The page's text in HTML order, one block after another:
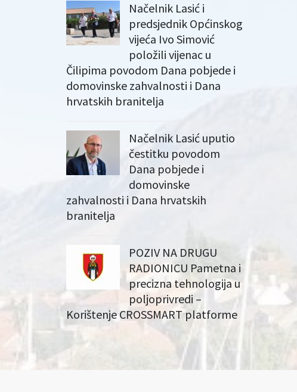
Načelnik Lasić i
predsjednik Općinskog
vijeća Ivo Simović
položili vijenac u
Čilipima povodom Dana pobjede i
domovinske zahvalnosti i Dana
hrvatskih branitelja
Načelnik Lasić uputio
čestitku povodom
Dana pobjede i
domovinske
zahvalnosti i Dana hrvatskih
branitelja
POZIV NA DRUGU
RADIONICU Pametna i
precizna tehnologija u
poljoprivredi –
Korištenje CROSSMART platforme